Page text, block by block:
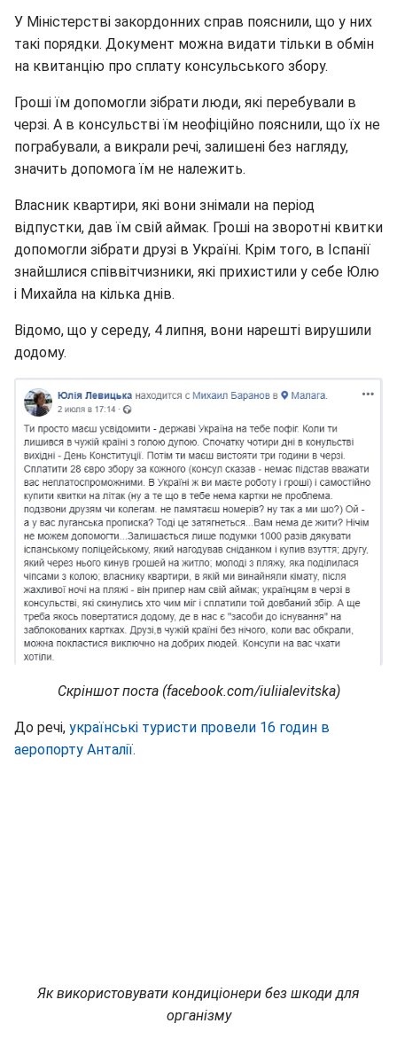
У Міністерстві закордонних справ пояснили, що у них
такі порядки. Документ можна видати тільки в обмін
на квитанцію про сплату консульського збору.
Гроші їм допомогли зібрати люди, які перебували в
черзі. А в консульстві їм неофіційно пояснили, що їх не
пограбували, а викрали речі, залишені без нагляду,
значить допомога їм не належить.
Власник квартири, які вони знімали на період
відпустки, дав їм свій аймак. Гроші на зворотні квитки
допомогли зібрати друзі в Україні. Крім того, в Іспанії
знайшлися співвітчизники, які прихистили у себе Юлю
і Михайла на кілька днів.
Відомо, що у середу, 4 липня, вони нарешті вирушили
додому.
Скріншот поста (facebook.com/iuliialevitska)
До речі, українські туристи провели 16 годин в
аеропорту Анталії.
Як використовувати кондиціонери без шкоди для
організму